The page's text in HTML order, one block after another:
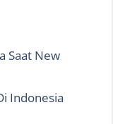
Saat New
Indonesia